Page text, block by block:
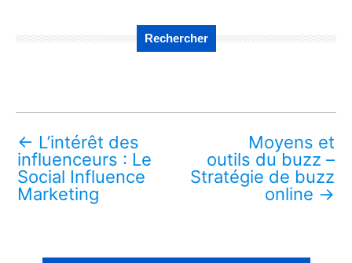
Rechercher
← L’intérêt des
influenceurs : Le
Social Influence
Marketing
Moyens et
outils du buzz –
Stratégie de buzz
online →